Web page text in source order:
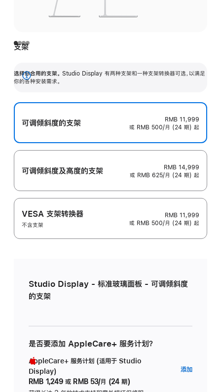
支架
选择你合用的支架。 Studio Display 有两种支架和一种支架转换器可选，以满足
你的各种安装需求。
展
可调倾斜度的支架
RMB 11,999
或 RMB 500/月 (24 期) 起
可调倾斜度及高‍度的支‍架
RMB 14,999
或 RMB 625/月 (24 期) 起
VESA 支架转换器
不含支架
RMB 11,999
或 RMB 500/月 (24 期) 起
Studio Display - 标准玻璃面板 - 可调倾斜度
的支架
是否要添加 AppleCare+ 服务计划？
AppleCare+ 服务计划 (适用于 Studio
Display)
RMB 1,249 或 RMB 53/月 (24 期)
添加